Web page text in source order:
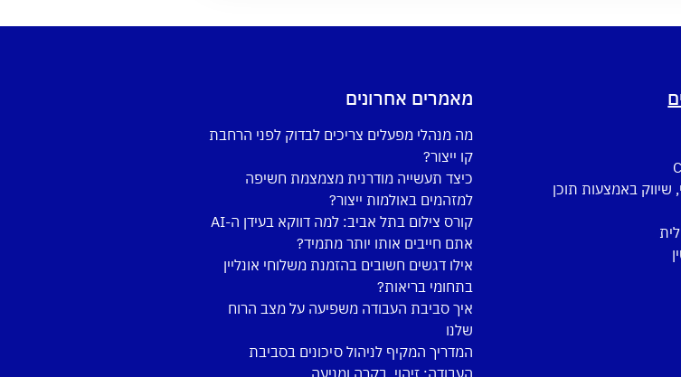
שיווק באמצעות תוכן
מאמרים אחרונים
מה מנהלי מפעלים צריכים לבדוק לפני הרחבת
קו ייצור?
כיצד תעשייה מודרנית מצמצמת חשיפה
למזהמים באולמות ייצור?
קורס צילום בתל אביב: למה דווקא בעידן ה-AI
אתם חייבים אותו יותר מתמיד?
אילו דגשים חשובים בהזמנת משלוחי אונליין
בתחומי בריאות?
איך סביבת העבודה משפיעה על מצב הרוח
שלנו
המדריך המקיף לניהול סיכונים בסביבת
העבודה: זיהוי, בקרה ומניעה